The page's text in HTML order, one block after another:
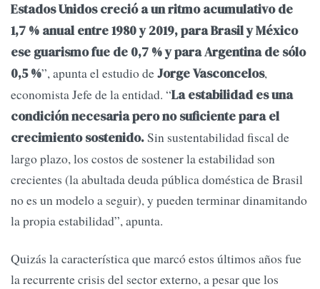
Estados Unidos creció a un ritmo acumulativo de
1,7 % anual entre 1980 y 2019, para Brasil y México
ese guarismo fue de 0,7 % y para Argentina de sólo
0,5 %”, apunta el estudio deJorge Vasconcelos,
economista Jefe de la entidad. “La estabilidad es una
condición necesaria pero no suficiente para el
crecimiento sostenido.Sin sustentabilidad fiscal de
largo plazo, los costos de sostener la estabilidad son
crecientes (la abultada deuda pública doméstica de Brasil
no es un modelo a seguir), y pueden terminar dinamitando
la propia estabilidad”, apunta.
Quizás la característica que marcó estos últimos años fue
la recurrente crisis del sector externo, a pesar que los